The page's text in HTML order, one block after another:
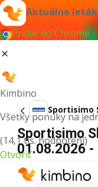
Aktuálne
Pridať do Chrome -
Kimbino
Všetky ponuky na
(14,1 tis. hodnotení)
Otvoriť
Sportisimo
Sportisimo
01.08.2026 -